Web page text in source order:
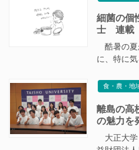
細菌の個
士 連載
酷暑の夏
に、特に
食・農・地
離島の高
の魅力を
大正大学